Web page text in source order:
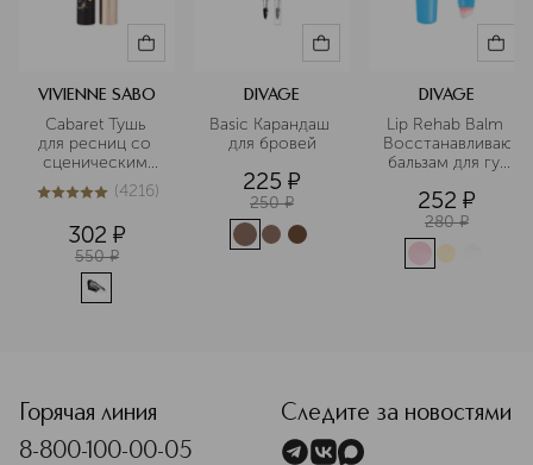
VIVIENNE SABO
Сabaret Тушь
для ресниц со
сценическим
эффектом
Суперобъем
5из 54216 (4216)
302 ¤
550 ¤
DIVAGE
Basic Карандаш
для бровей
225 ¤
250 ¤
DIVAGE
Lip Rehab Balm
бальзам для губ
восстановление
252 ¤
280 ¤
Горячая линия
8-800-100-00-05
Следите за новостями